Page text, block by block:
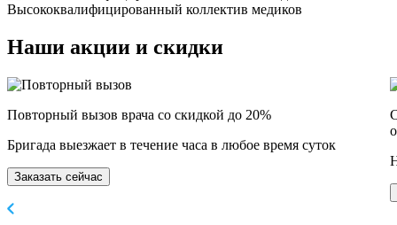
Высококвалифицированный коллектив медиков
Наши акции и скидки
Повторный вызов врача со скидкой до 20%
Бригада выезжает в течение часа в любое время суток
Заказать сейчас